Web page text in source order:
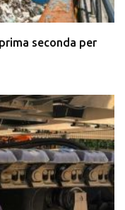
seconda per